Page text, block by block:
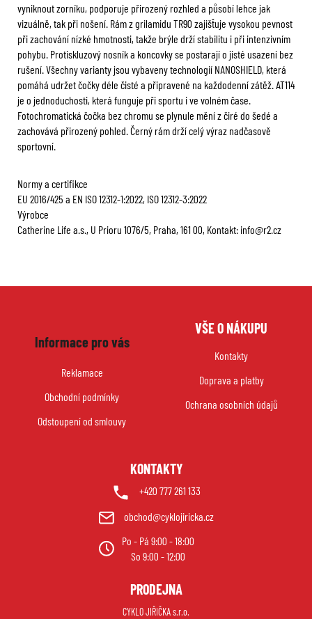
vyniknout zorníku, podporuje přirozený rozhled a působí lehce jak
vizuálně, tak při nošení. Rám z grilamidu TR90 zajišťuje vysokou pevnost
při zachování nízké hmotnosti, takže brýle drží stabilitu i při intenzivním
pohybu. Protiskluzový nosník a koncovky se postarají o jisté usazení bez
rušení. Všechny varianty jsou vybaveny technologií NANOSHIELD, která
pomáhá udržet čočky déle čisté a připravené na každodenní zátěž. AT114
je o jednoduchosti, která funguje při sportu i ve volném čase.
Fotochromatická čočka bez chromu se plynule mění z čiré do šedé a
zachovává přirozený pohled. Černý rám drží celý výraz nadčasově
sportovní.
Normy a certifikce
EU 2016/425 a EN ISO 12312-1:2022, ISO 12312-3:2022
Výrobce
Catherine Life a.s., U Prioru 1076/5, Praha, 161 00, Kontakt: info@r2.cz
Informace pro vás
Reklamace
Obchodní podmínky
Odstoupení od smlouvy
VŠE O NÁKUPU
Kontakty
Doprava a platby
Ochrana osobních údajů
KONTAKTY
+420 777 261 133
obchod@cyklojiricka.cz
Po - Pá 9:00 - 18:00
So 9:00 - 12:00
PRODEJNA
CYKLO JIŘIČKA s.r.o.